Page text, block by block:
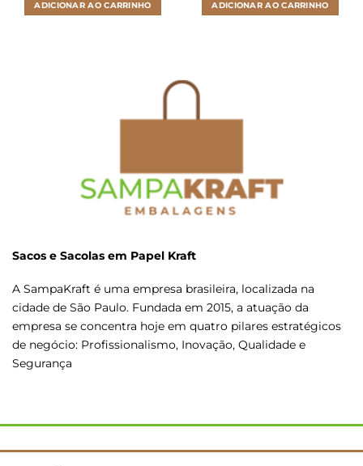
ADICIONAR AO CARRINHO ADICIONAR AO CARRINHO
Sacos e Sacolas em Papel Kraft
A SampaKraft é uma empresa brasileira, localizada na
cidade de São Paulo. Fundada em 2015, a atuação da
empresa se concentra hoje em quatro pilares estratégicos
de negócio: Profissionalismo, Inovação, Qualidade e
Segurança